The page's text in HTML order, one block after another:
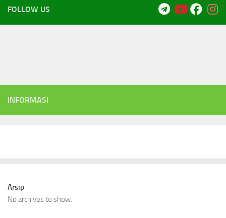
FOLLOW US
INFORMASI
Arsip
No archives to show.